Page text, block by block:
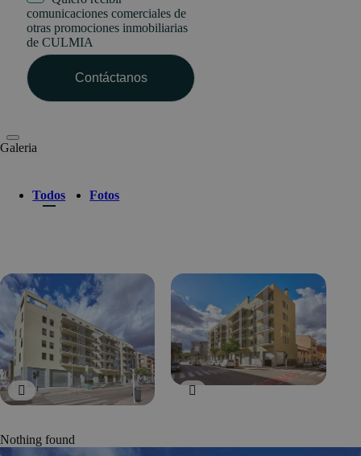
comunicaciones comerciales de
otras promociones inmobiliarias
de CULMIA
Galeria
Todos Fotos
Nothing found